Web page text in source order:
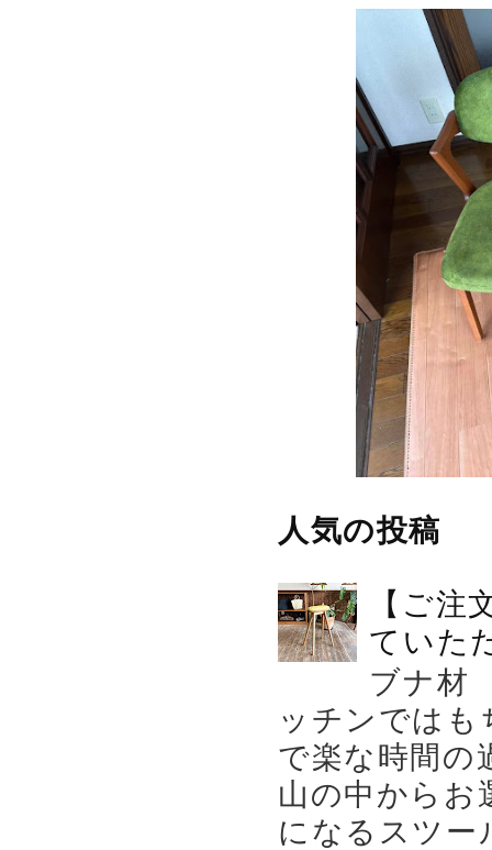
人気の投稿
【ご
ていた
ブナ材
ッチンでは
で楽な時間の
山の中から
になるスツー